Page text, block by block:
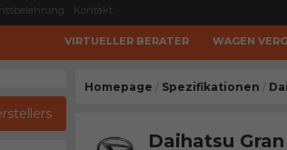
Kontakt
VIRTUELLER BERATER WAGEN
Homepage / Spezifikationen /
Daihatsu